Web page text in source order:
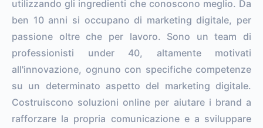
utilizzando gli ingredienti che conoscono meglio. Da
ben 10 anni si occupano di marketing digitale, per
passione oltre che per lavoro. Sono un team di
professionisti under 40, altamente motivati
all'innovazione, ognuno con specifiche competenze
su un determinato aspetto del marketing digitale.
Costruiscono soluzioni online per aiutare i brand a
rafforzare la propria comunicazione e a sviluppare